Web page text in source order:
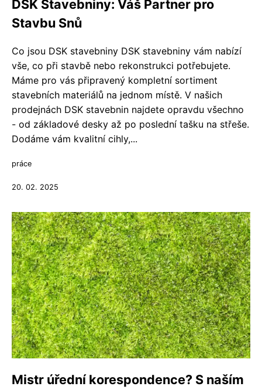
DSK Stavebniny: Váš Partner pro
Stavbu Snů
Co jsou DSK stavebniny DSK stavebniny vám nabízí
vše, co při stavbě nebo rekonstrukci potřebujete.
Máme pro vás připravený kompletní sortiment
stavebních materiálů na jednom místě. V našich
prodejnách DSK stavebnin najdete opravdu všechno
- od základové desky až po poslední tašku na střeše.
Dodáme vám kvalitní cihly,...
práce
20. 02. 2025
Mistr úřední korespondence? S naším